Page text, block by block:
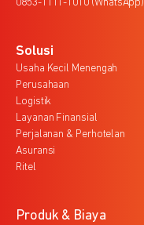
0853-1111-1010 (WhatsApp)
Solusi
Usaha Kecil Menengah
Perusahaan
Logistik
Layanan Finansial
Perjalanan & Perhotelan
Asuransi
Ritel
Produk & Biaya